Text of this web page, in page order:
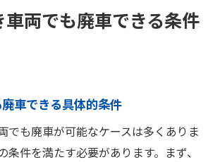
両でも廃車できる条件
車できる具体的条件
でも廃車が可能なケースは多くありま
条件を満たす必要があります。まず、